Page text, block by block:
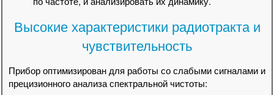
Высокие характеристики радиотракта и
чувствительность
Прибор оптимизирован для работы со слабыми сигналами и
прецизионного анализа спектральной чистоты: